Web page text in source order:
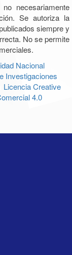
necesariamente
Se autoriza la
siempre y
No se permite
Nacional
Investigaciones
Licencia Creative
4.0